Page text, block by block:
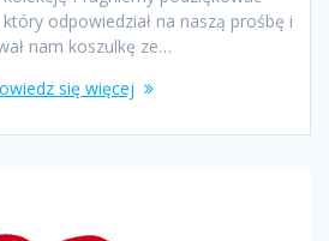
odpowiedział na naszą prośbę i
nam koszulkę ze…
się więcej